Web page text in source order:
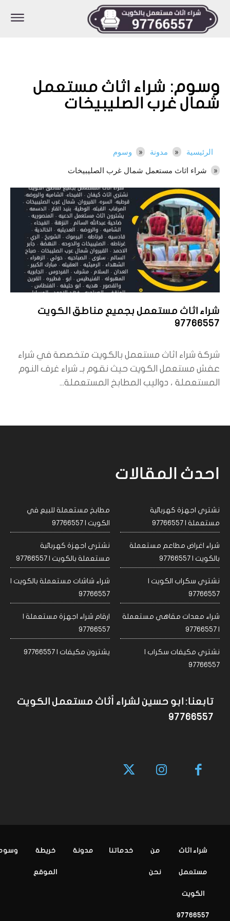
وسوم: شراء اثاث مستعمل
شمال غرب الصليبيخات
الرئيسية مدونة
وسوم
شراء اثاث مستعمل شمال غرب الصليبيخات
شراء اثاث مستعمل بجميع مناطق الكويت
97766557
شركة شراء اثاث مستعمل بالكويت متخصصة في شراء
عفش مستعمل الكويت حيث نقوم بـ شراء غرف النوم
المستعملة ، دواليب المطابخ المستعملة...
احدث المقالات
نشتري اجهزة كهربائية
مستعملة | 97766557
مطابخ مستعملة للبيع في
الكويت | 97766557
شراء اغراض مطاعم مستعملة
بالكويت | 97766557
نشتري اجهزة كهربائية
مستعملة بالكويت | 97766557
نشتري سكراب الكويت |
97766557
شراء شاشات مستعملة بالكويت |
97766557
شراء معدات مقاهي مستعملة
| 97766557
ارقام شراء اجهزة مستعملة |
97766557
نشتري مكيفات سكراب |
97766557
يشترون مكيفات | 97766557
تابعنا: ابو حسين لشراء أثاث مستعمل الكويت
97766557
شراء اثاث
مستعمل
الكويت
97766557
من
نحن
خدماتنا مدونة خريطة
الموقع